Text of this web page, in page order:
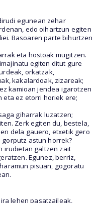
egunean zehar
edo oihartzun egiten
Basoaren parte bihurtzen
eta hostoak mugitzen.
egiten ditut gure
orkatzak,
kakalardoak, zizareak;
kamioan jendea igarotzen
eta ez etorri horiek ere;
giharrak luzatzen;
Zerk egiten du, bestela,
dela gauero, etxetik gero
astun horrek?
irudietan galtzen zait
Egunez, berriz,
pisuan, gogoratu
lehen pasatzaileak,